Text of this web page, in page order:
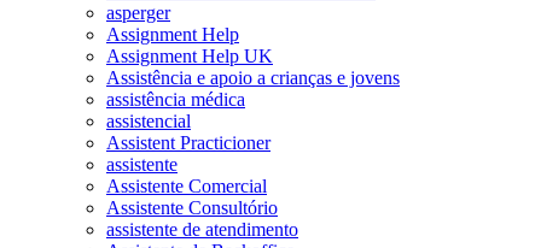
asperger
Assignment Help
Assignment Help UK
Assistência e apoio a crianças e jovens
assistência médica
assistencial
Assistent Practicioner
assistente
Assistente Comercial
Assistente Consultório
assistente de atendimento